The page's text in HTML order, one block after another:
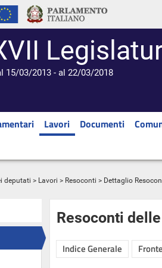
15/03/2013 - al 22/03/2018
Lavori Documenti
deputati > Lavori > Resoconti > Dettaglio
Resoconti
Indice Generale